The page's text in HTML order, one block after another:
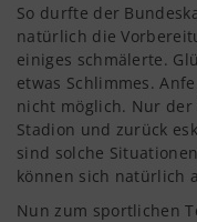
So durfte der
natürlich die
einiges schmälerte.
etwas Schlimmes.
nicht möglich. Nur
Stadion und zurück
sind solche
können sich natürlich
Nun zum sportlichen